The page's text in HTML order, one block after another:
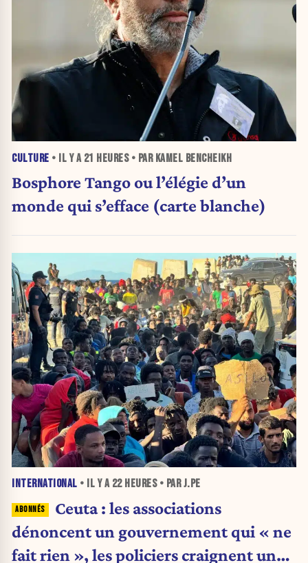
CULTURE • IL Y A 21 HEURES• PAR KAMEL BENCHEIKH
Bosphore Tango ou l’élégie d’un
monde qui s’efface (carte blanche)
INTERNATIONAL • IL Y A 22 HEURES• PAR J.PE
Ceuta : les associations
dénoncent un gouvernement qui « ne
fait rien », les policiers craignent une